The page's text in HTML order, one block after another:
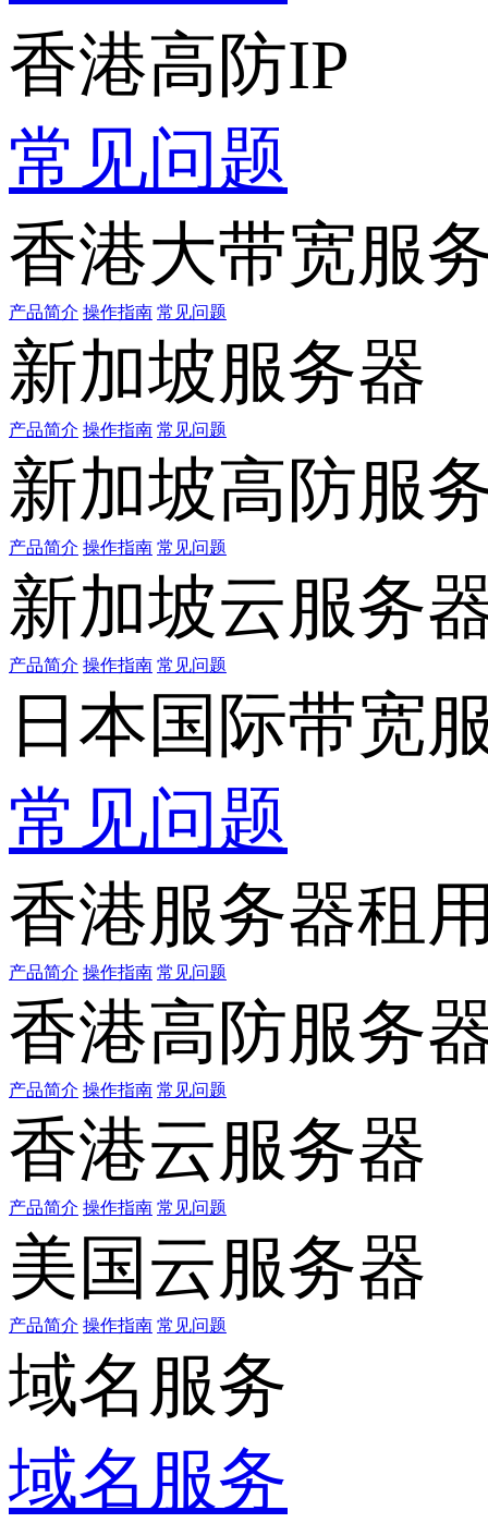
香港高防IP
常见问题
香港大带宽服
产品简介 操作指南 常见问题
新加坡服务器
产品简介 操作指南 常见问题
新加坡高防服
产品简介 操作指南 常见问题
新加坡云服务
产品简介 操作指南 常见问题
日本国际带宽
常见问题
香港服务器租
产品简介 操作指南 常见问题
香港高防服务
产品简介 操作指南 常见问题
香港云服务器
产品简介 操作指南 常见问题
美国云服务器
产品简介 操作指南 常见问题
域名服务
域名服务